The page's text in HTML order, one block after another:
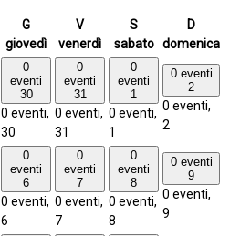
G
giovedì
V
venerdì
S
sabato
D
domenica
0
eventi
30
0 eventi,
30
0
eventi
31
0 eventi,
31
0
eventi
1
0 eventi,
1
0 eventi
2
0 eventi,
2
0
eventi
6
0 eventi,
6
0
eventi
7
0 eventi,
7
0
eventi
8
0 eventi,
8
0 eventi
9
0 eventi,
9